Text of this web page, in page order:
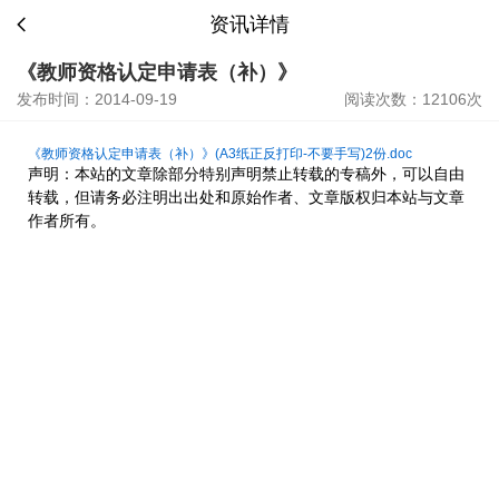
资讯详情
《教师资格认定申请表（补）》
发布时间：2014-09-19 阅读次数：12106次
《教师资格认定申请表（补）》(A3纸正反打印-不要手写)2份.doc
声明：本站的文章除部分特别声明禁止转载的专稿外，可以自由
转载，但请务必注明出出处和原始作者、文章版权归本站与文章
作者所有。